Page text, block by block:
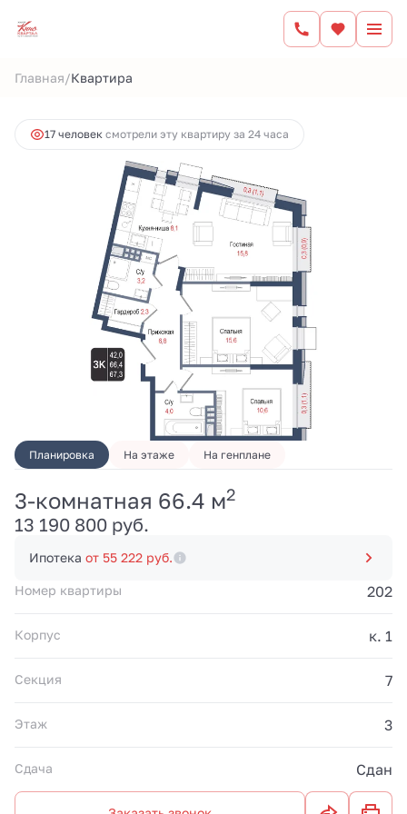
Главная/Квартира
Ипотекаот 55 222 руб.
17 человек смотрели эту квартиру за 24 часа
Планировка На этаже На генплане
3-комнатная 66.4 м2
13 190 800 руб.
Ипотека от 55 222 руб.
Номер квартиры 202
Корпус к. 1
Секция 7
Этаж 3
Сдача Сдан